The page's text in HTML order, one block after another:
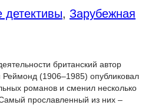
, Зарубежная
британский автор
Реймонд (1906–1985) опубликовал
романов и сменил несколько
прославленный из них –